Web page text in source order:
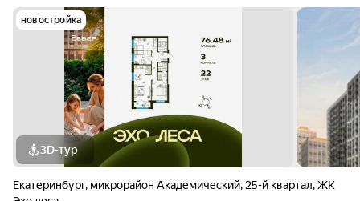
новостройка
3D-тур
Екатеринбург, микрорайон Академический, 25-й квартал,ЖК